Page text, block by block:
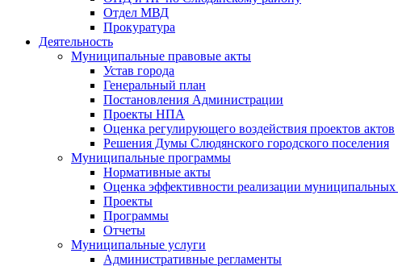
Отдел МВД
Прокуратура
Деятельность
Муниципальные правовые акты
Устав города
Генеральный план
Постановления Администрации
Проекты НПА
Оценка регулирующего воздействия проектов актов
Решения Думы Слюдянского городского поселения
Муниципальные программы
Нормативные акты
Оценка эффективности реализации
Проекты
Программы
Отчеты
Муниципальные услуги
Административные регламенты